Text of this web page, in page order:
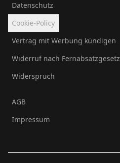
Datenschutz
Cookie-Policy
Vertrag mit Werbung kündigen
Widerruf nach Fernabsatzgesetz
Widerspruch
AGB
Impressum